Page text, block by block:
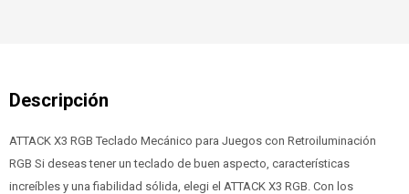
ATTACK X3 RGB Teclado Mecánico para Juegos con Retroiluminación
RGB Si deseas tener un teclado de buen aspecto, características
increíbles y una fiabilidad sólida, elegi el ATTACK X3 RGB. Con los